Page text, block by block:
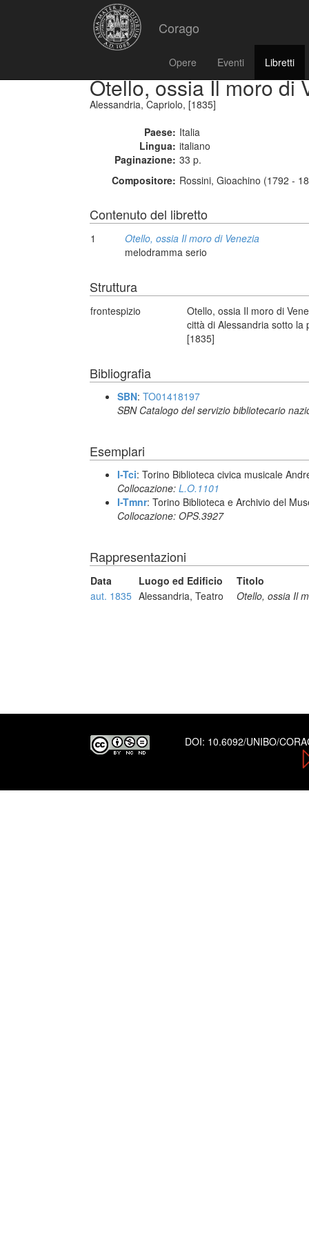
Corago
Opere Eventi Libretti
Otello, ossia Il moro di
Alessandria, Capriolo, [1835]
Paese: Italia
Lingua: italiano
Paginazione: 33 p.
Compositore: Rossini, Gioachino (1792 -
Contenuto del libretto
1
Otello, ossia Il moro di Venezia
melodramma serio
Struttura
frontespizio
Otello, ossia Il moro di
città di Alessandria sotto la
[1835]
Bibliografia
SBN: TO01418197
SBN Catalogo del servizio bibliotecario
Esemplari
I-Tci: Torino Biblioteca civica musicale
Collocazione: L.O.1101
I-Tmnr: Torino Biblioteca e Archivio del
Collocazione: OPS.3927
Rappresentazioni
Data Luogo ed Edificio
Titolo
aut. 1835 Alessandria, Teatro Otello, ossia Il
DOI: 10.6092/UNIBO/